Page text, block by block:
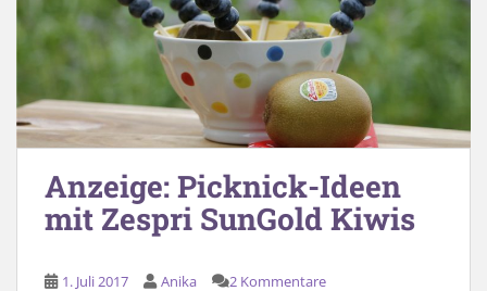
Anzeige: Picknick-Ideen
mit Zespri SunGold Kiwis
1. Juli 2017 Anika 2 Kommentare